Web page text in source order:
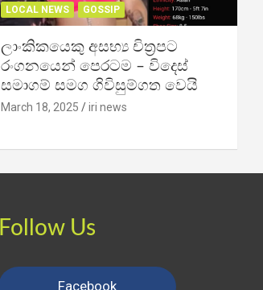
LOCAL NEWS GOSSIP
ලාංකිකයෙකු අසභ්‍ය චිත්‍රපට
රංගනයෙන් පෙරටම – විදෙස්
සමාගම් සමග ගිවිසුම්ගත වෙයි
March 18, 2025 iri news
Follow Us
Facebook